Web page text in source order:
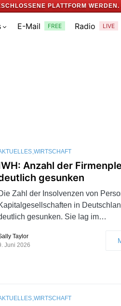
PLATTFORM WERDEN.
E-Mail FREE Radio LIVE
WIRTSCHAFT
Anzahl der
gesunken
Zahl der Insolvenzen von
in
gesunken. Sie lag im…
Taylor
Juni 2026
WIRTSCHAFT